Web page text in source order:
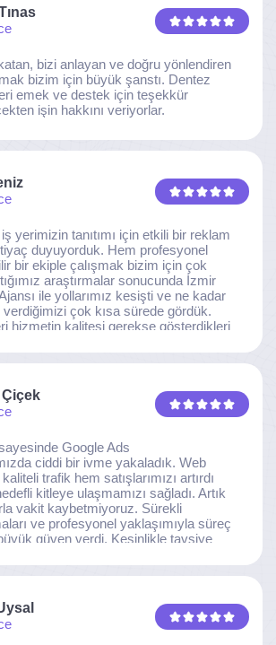
bizi anlayan ve doğru yönlendiren
bizim için büyük şanstı. Dentez
emek ve destek için teşekkür
işin hakkını veriyorlar.
iş yerimizin tanıtımı için etkili bir reklam
duyuyorduk. Hem profesyonel
bir ekiple çalışmak bizim için çok
araştırmalar sonucunda İzmir
ile yollarımız kesişti ve ne kadar
çok kısa sürede gördük.
hizmetin kalitesi gerekse gösterdikleri
Kaliteden asla taviz vermeyen, her
teşekkür ederiz.
Google Ads
ciddi bir ivme yakaladık. Web
trafik hem satışlarımızı artırdı
kitleye ulaşmamızı sağladı. Artık
vakit kaybetmiyoruz. Sürekli
ve profesyonel yaklaşımıyla süreç
güven verdi. Kesinlikle tavsiye